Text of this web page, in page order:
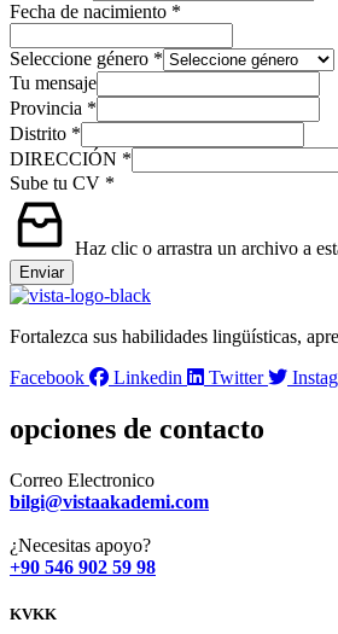
Fecha de nacimiento *
Seleccione género *
Tu mensaje
Provincia *
Distrito *
DIRECCIÓN *
Sube tu CV *
Haz clic o arrastra un archivo a
Enviar
Fortalezca sus habilidades lingüísticas,
Facebook
Linkedin Twitter
opciones de contacto
Correo Electronico
bilgi@vistaakademi.com
¿Necesitas apoyo?
+90 546 902 59 98
KVKK